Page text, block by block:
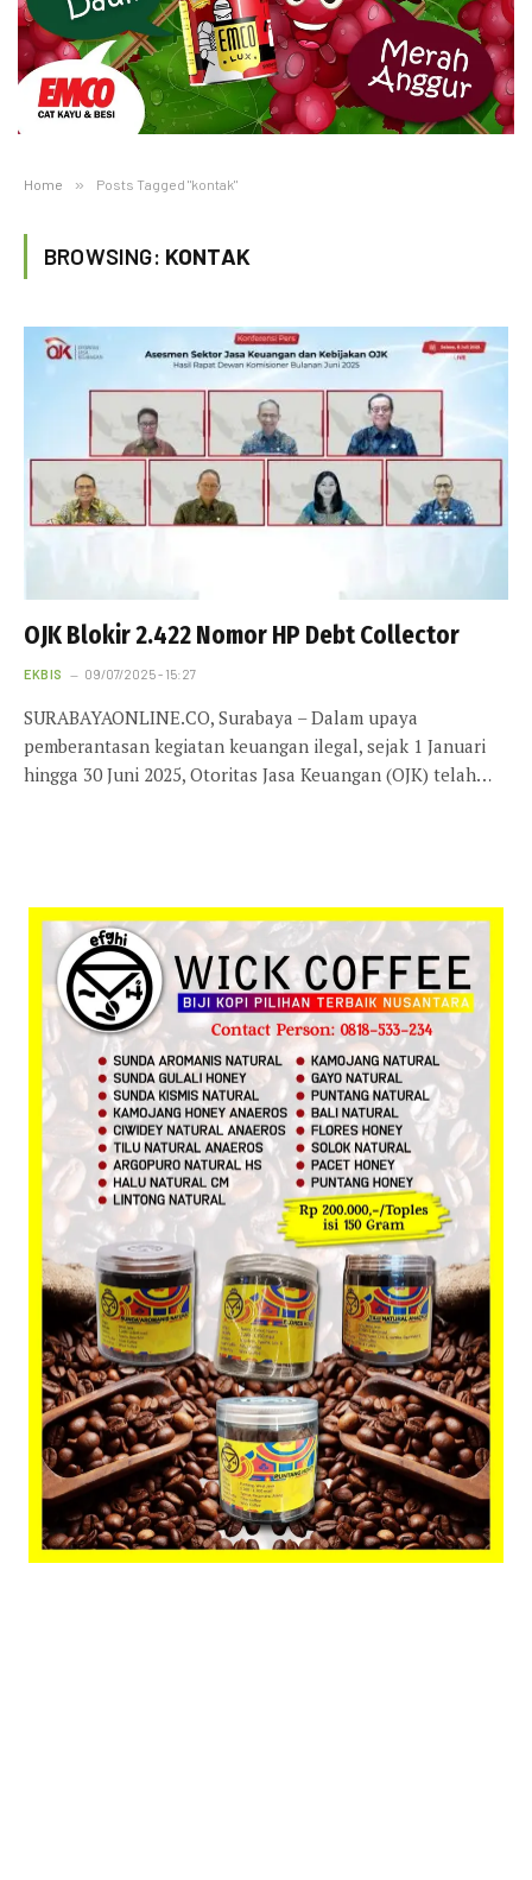
Home » Posts Tagged "kontak"
BROWSING: KONTAK
OJK Blokir 2.422 Nomor HP Debt Collector
EKBIS 09/07/2025 - 15:27
SURABAYAONLINE.CO, Surabaya – Dalam upaya
pemberantasan kegiatan keuangan ilegal, sejak 1 Januari
hingga 30 Juni 2025, Otoritas Jasa Keuangan (OJK) telah…